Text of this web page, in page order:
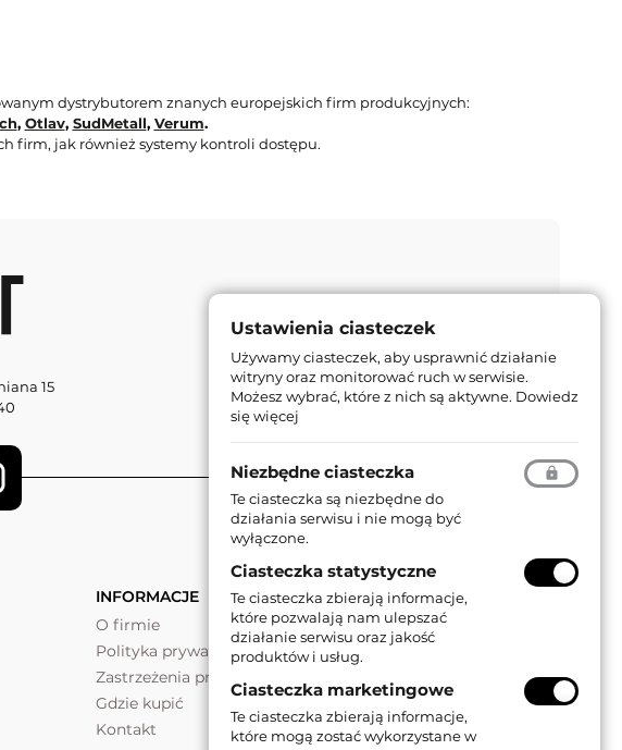
dystrybutorem znanych europejskich firm produkcyjnych:
, Otlav, SudMetall, Verum.
firm, jak również systemy kontroli dostępu.
15
INFORMACJE
O firmie
Polityka prywatności
Zastrzeżenia prawne
Gdzie kupić
Kontakt
Ustawienia ciasteczek
Używamy ciasteczek, aby usprawnić działanie
witryny oraz monitorować ruch w serwisie.
Możesz wybrać, które z nich są aktywne. Dowiedz
się więcej
Niezbędne ciasteczka
Te ciasteczka są niezbędne do
działania serwisu i nie mogą być
wyłączone.
Ciasteczka statystyczne
Te ciasteczka zbierają informacje,
które pozwalają nam ulepszać
działanie serwisu oraz jakość
produktów i usług.
Ciasteczka marketingowe
Te ciasteczka zbierają informacje,
które mogą zostać wykorzystane w